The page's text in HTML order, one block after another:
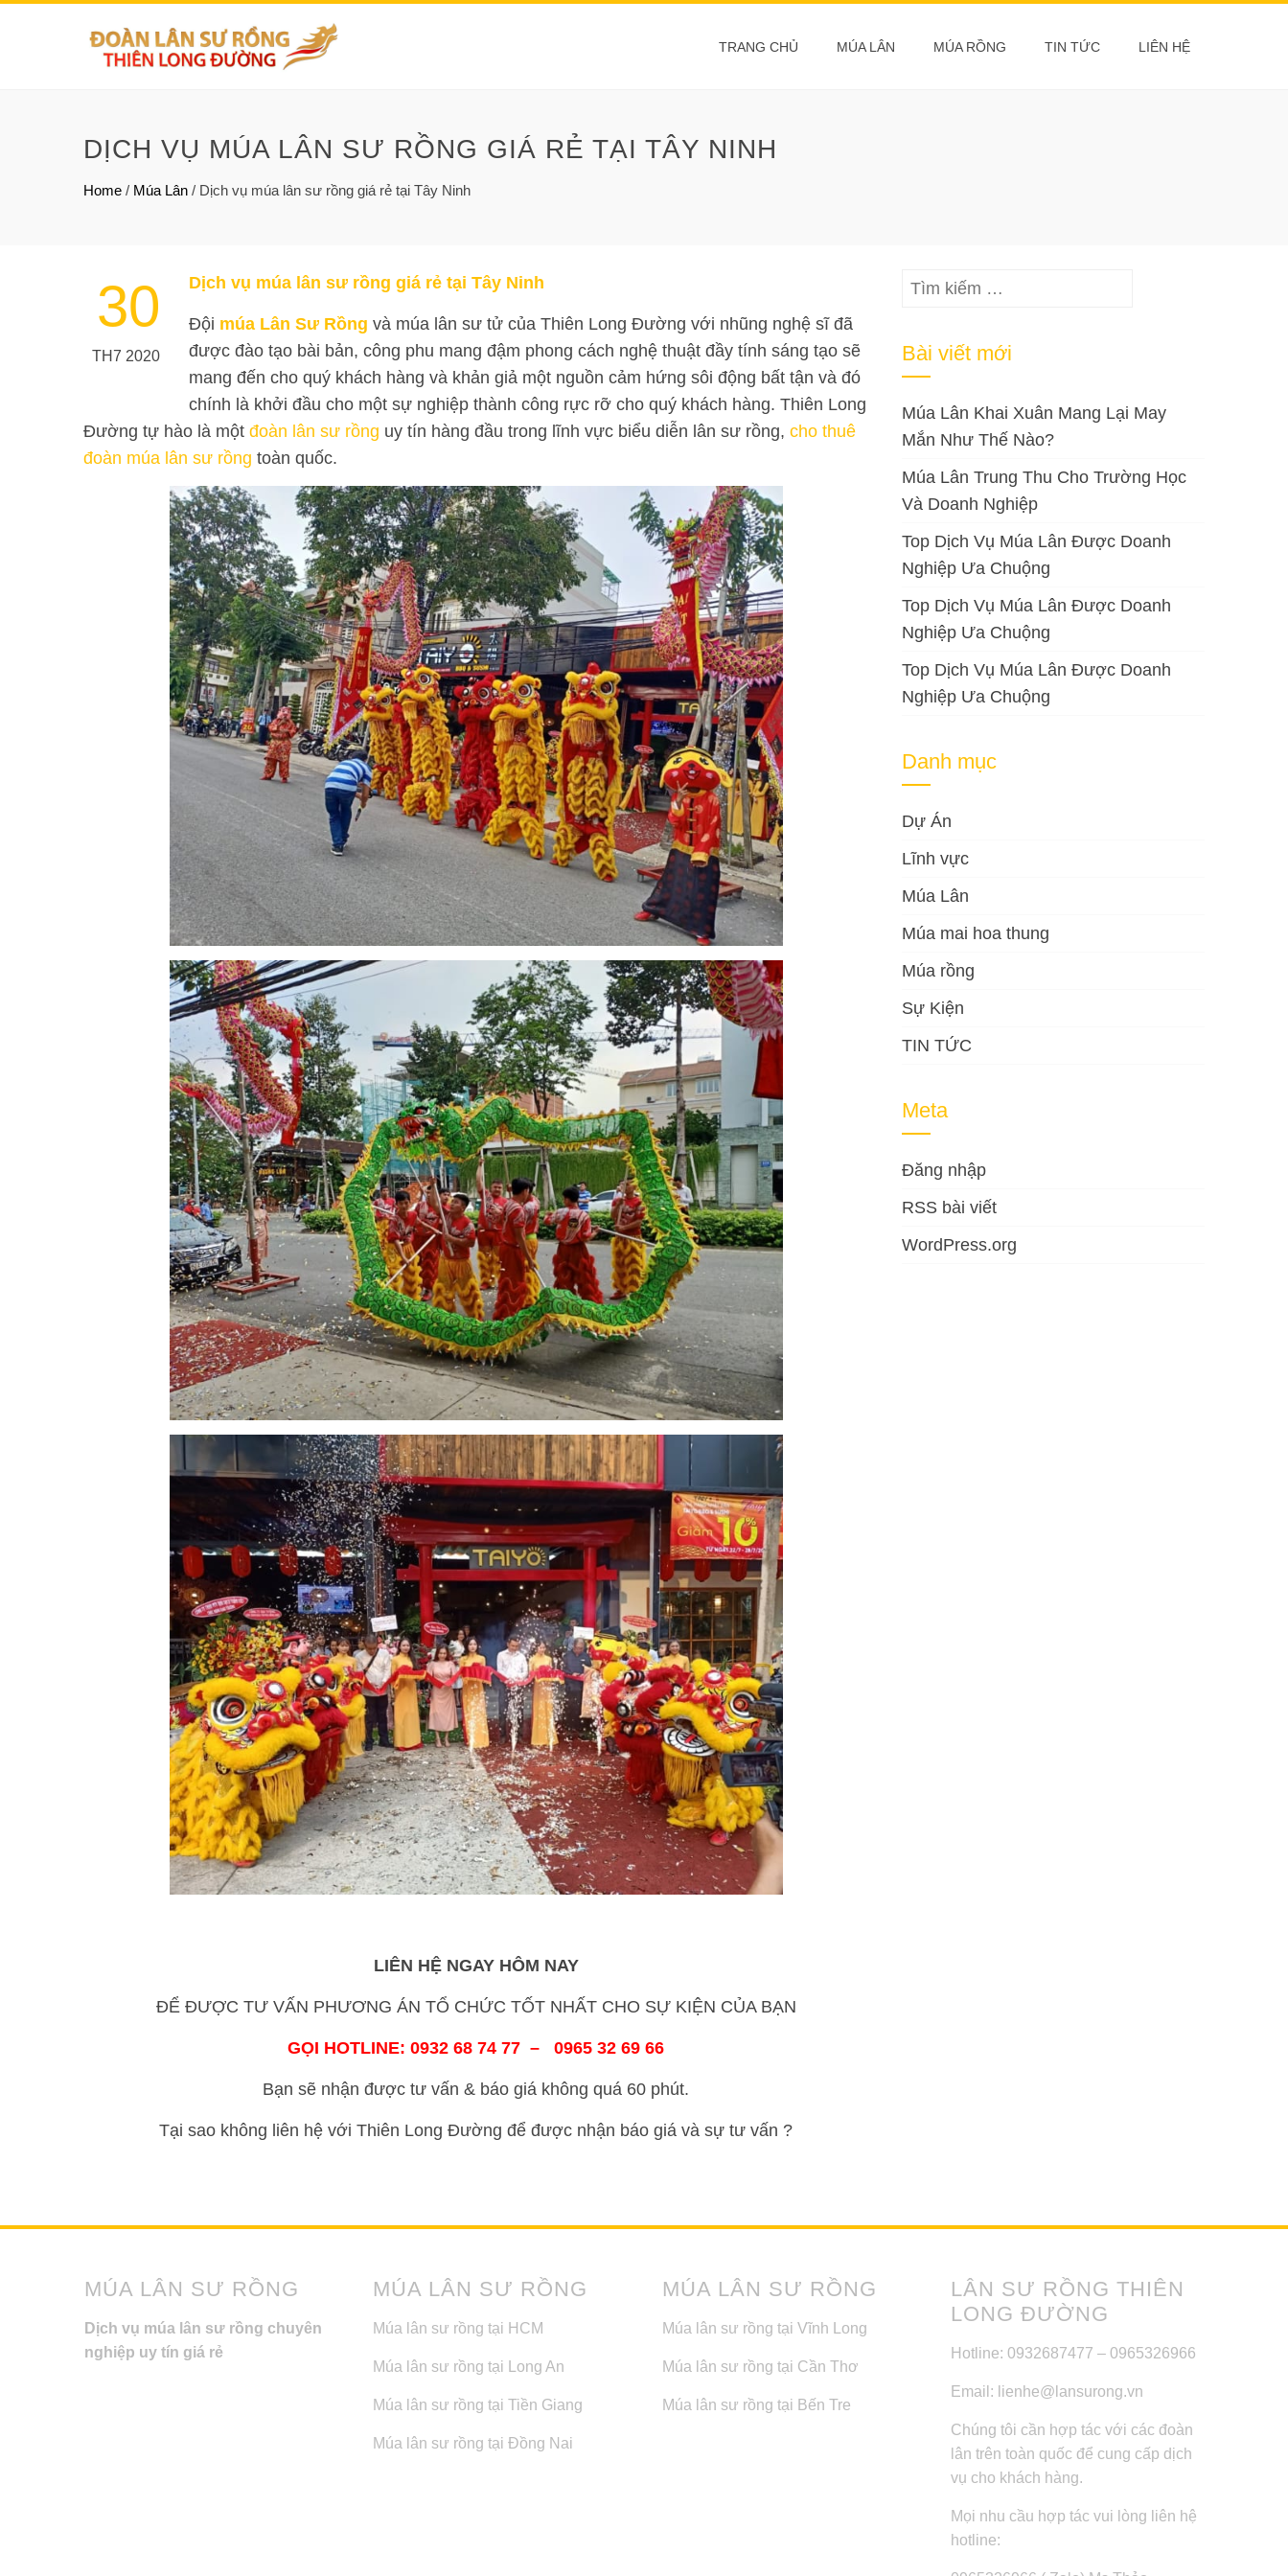
TRANG CHỦ MÚA LÂN MÚA RỒNG TIN TỨC LIÊN HỆ
DỊCH VỤ MÚA LÂN SƯ RỒNG GIÁ RẺ TẠI TÂY NINH
Home / Múa Lân / Dịch vụ múa lân sư rồng giá rẻ tại Tây Ninh
30
TH7 2020
Dịch vụ múa lân sư rồng giá rẻ tại Tây Ninh
Đội múa Lân Sư Rồng và múa lân sư tử của Thiên Long Đường với nhũng nghệ sĩ đã
được đào tạo bài bản, công phu mang đậm phong cách nghệ thuật đầy tính sáng tạo sẽ
mang đến cho quý khách hàng và khản giả một nguồn cảm hứng sôi động bất tận và đó
chính là khởi đầu cho một sự nghiệp thành công rực rỡ cho quý khách hàng. Thiên Long
Đường tự hào là một đoàn lân sư rồng uy tín hàng đầu trong lĩnh vực biểu diễn lân sư rồng, cho thuê
đoàn múa lân sư rồng toàn quốc.
LIÊN HỆ NGAY HÔM NAY
ĐỂ ĐƯỢC TƯ VẤN PHƯƠNG ÁN TỔ CHỨC TỐT NHẤT CHO SỰ KIỆN CỦA BẠN
GỌI HOTLINE: 0932 68 74 77 – 0965 32 69 66
Bạn sẽ nhận được tư vấn & báo giá không quá 60 phút.
Tại sao không liên hệ với Thiên Long Đường để được nhận báo giá và sự tư vấn ?
Tìm
Bài viết mới
Múa Lân Khai Xuân Mang Lại May
Mắn Như Thế Nào?
Múa Lân Trung Thu Cho Trường Học
Và Doanh Nghiệp
Top Dịch Vụ Múa Lân Được Doanh
Nghiệp Ưa Chuộng
Top Dịch Vụ Múa Lân Được Doanh
Nghiệp Ưa Chuộng
Top Dịch Vụ Múa Lân Được Doanh
Nghiệp Ưa Chuộng
Danh mục
Dự Án
Lĩnh vực
Múa Lân
Múa mai hoa thung
Múa rồng
Sự Kiện
TIN TỨC
Meta
Đăng nhập
RSS bài viết
WordPress.org
MÚA LÂN SƯ RỒNG
Dịch vụ múa lân sư rồng chuyên
nghiệp uy tín giá rẻ
MÚA LÂN SƯ RỒNG
Múa lân sư rồng tại HCM
Múa lân sư rồng tại Long An
Múa lân sư rồng tại Tiền Giang
Múa lân sư rồng tại Đồng Nai
MÚA LÂN SƯ RỒNG
Múa lân sư rồng tại Vĩnh Long
Múa lân sư rồng tại Cần Thơ
Múa lân sư rồng tại Bến Tre
LÂN SƯ RỒNG THIÊN
LONG ĐƯỜNG
Hotline: 0932687477 – 0965326966
Email: lienhe@lansurong.vn
Chúng tôi cần hợp tác với các đoàn
lân trên toàn quốc để cung cấp dịch
vụ cho khách hàng.
Mọi nhu cầu hợp tác vui lòng liên hệ
hotline: